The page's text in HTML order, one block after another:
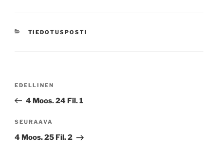
KATEGORIAT
TIEDOTUSPOSTI
Edellinen
artikkeli
EDELLINEN
4 Moos. 24 Fil. 1
Seuraava
artikkeli
SEURAAVA
4 Moos. 25 Fil. 2